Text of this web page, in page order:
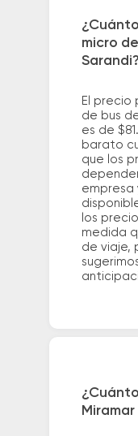
micro
Sarandi?
El precio
de bus
es de
barato
que los
empresa
los
medida
de viaje,